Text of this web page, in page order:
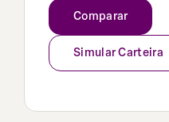
Comparar
Simular Carteira